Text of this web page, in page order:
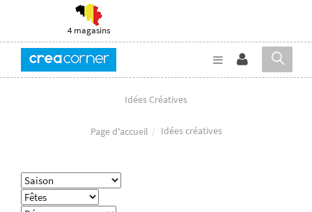
4 magasins
Idées Créatives
Page d'accueil Idées créatives